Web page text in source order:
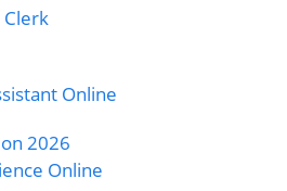
Clerk
Online
2026
Online